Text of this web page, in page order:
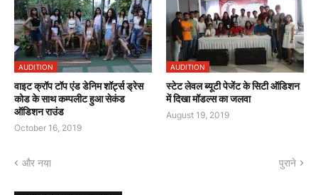
AUDITION
वाइट क्रॉप टॉप एंड डेनिम शॉर्ट्स ड्रेस
कोड के साथ कम्पलीट हुआ सेकंड
ऑडिशन राउंड
October 16, 2019
AUDITION
स्टेट लेवल ब्यूटी पेजेंट के सिटी ऑडिशन
में दिखा मॉडल्स का जलवा
August 19, 2019
और नया पुराने